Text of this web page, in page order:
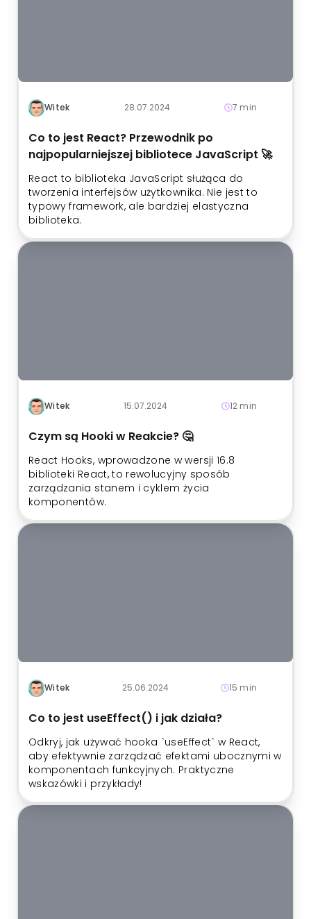
Witek 28.07.2024 7 min
Co to jest React? Przewodnik po
najpopularniejszej bibliotece JavaScript 🚀
React to biblioteka JavaScript służąca do
tworzenia interfejsów użytkownika. Nie jest to
typowy framework, ale bardziej elastyczna
biblioteka.
Witek 15.07.2024 12 min
Czym są Hooki w Reakcie? 🤔
React Hooks, wprowadzone w wersji 16.8
biblioteki React, to rewolucyjny sposób
zarządzania stanem i cyklem życia
komponentów.
Witek 25.06.2024 15 min
Co to jest useEffect() i jak działa?
Odkryj, jak używać hooka `useEffect` w React,
aby efektywnie zarządzać efektami ubocznymi w
komponentach funkcyjnych. Praktyczne
wskazówki i przykłady!